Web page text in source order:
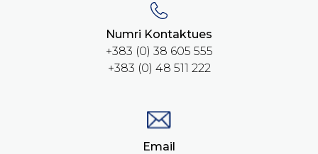
Numri Kontaktues
+383 (0) 38 605 555
+383 (0) 48 511 222
Email